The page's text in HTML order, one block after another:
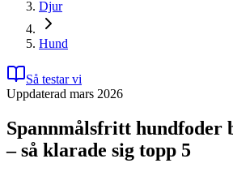
Djur
Hund
Så testar vi
Uppdaterad mars 2026
Spannmålsfritt hundfoder
– så klarade sig topp 5